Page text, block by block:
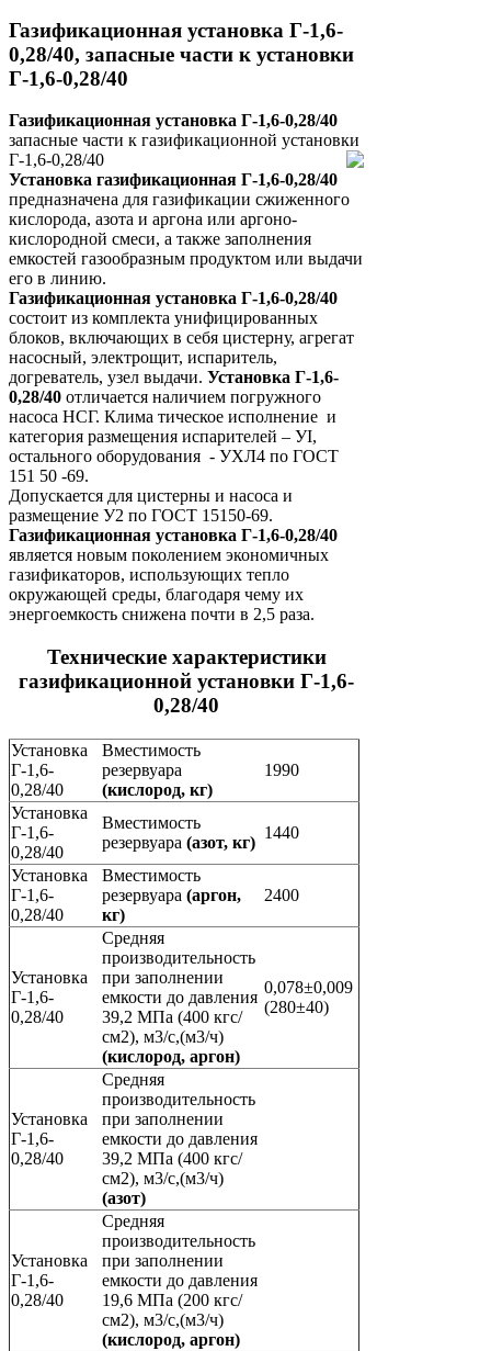
Газификационная установка Г-1,6-
0,28/40, запасные части к установки
Г-1,6-0,28/40
Газификационная установка Г-1,6-0,28/40
запасные части к газификационной установки
Г-1,6-0,28/40
Установка газификационная Г-1,6-0,28/40
предназначена для газификации сжиженного
кислорода, азота и аргона или аргоно-
кислородной смеси, а также заполнения
емкостей газообразным продуктом или выдачи
его в линию.
Газификационная установка Г-1,6-0,28/40
состоит из комплекта унифицированных
блоков, включающих в себя цистерну, агрегат
насосный, электрощит, испаритель,
догреватель, узел выдачи. Установка Г-1,6-
0,28/40 отличается наличием погружного
насоса НСГ. Клима тическое исполнение и
категория размещения испарителей – УI,
остального оборудования - УХЛ4 по ГОСТ
151 50 -69.
Допускается для цистерны и насоса и
размещение У2 по ГОСТ 15150-69.
Газификационная установка Г-1,6-0,28/40
является новым поколением экономичных
газификаторов, использующих тепло
окружающей среды, благодаря чему их
энергоемкость снижена почти в 2,5 раза.
Технические характеристики
газификационной установки Г-1,6-
0,28/40
Установка
Г-1,6-
0,28/40
Вместимость
резервуара
(кислород, кг)
1990
Установка
Г-1,6-
0,28/40
Вместимость
резервуара (азот, кг)
1440
Установка
Г-1,6-
0,28/40
Вместимость
резервуара (аргон,
кг)
2400
Установка
Г-1,6-
0,28/40
Средняя
производительность
при заполнении
емкости до давления
39,2 МПа (400 кгс/
см2), м3/с,(м3/ч)
(кислород, аргон)
0,078±0,009
(280±40)
Установка
Г-1,6-
0,28/40
Средняя
производительность
при заполнении
емкости до давления
39,2 МПа (400 кгс/
см2), м3/с,(м3/ч)
(азот)
Установка
Г-1,6-
0,28/40
Средняя
производительность
при заполнении
емкости до давления
19,6 МПа (200 кгс/
см2), м3/с,(м3/ч)
(кислород, аргон)